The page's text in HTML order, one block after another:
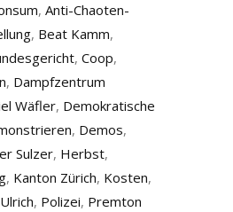
, Anti-Chaoten-
, Beat Kamm,
, Coop,
, Dampfzentrum
Wäfler, Demokratische
, Demos,
Sulzer, Herbst,
, Kanton Zürich, Kosten,
, Polizei, Premton